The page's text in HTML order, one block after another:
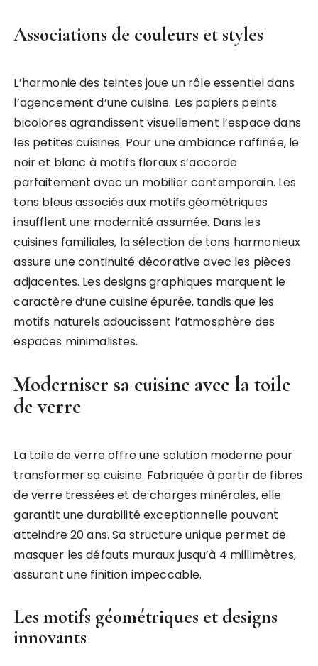
Associations de couleurs et styles
L’harmonie des teintes joue un rôle essentiel dans
l’agencement d’une cuisine. Les papiers peints
bicolores agrandissent visuellement l’espace dans
les petites cuisines. Pour une ambiance raffinée, le
noir et blanc à motifs floraux s’accorde
parfaitement avec un mobilier contemporain. Les
tons bleus associés aux motifs géométriques
insufflent une modernité assumée. Dans les
cuisines familiales, la sélection de tons harmonieux
assure une continuité décorative avec les pièces
adjacentes. Les designs graphiques marquent le
caractère d’une cuisine épurée, tandis que les
motifs naturels adoucissent l’atmosphère des
espaces minimalistes.
Moderniser sa cuisine avec la toile
de verre
La toile de verre offre une solution moderne pour
transformer sa cuisine. Fabriquée à partir de fibres
de verre tressées et de charges minérales, elle
garantit une durabilité exceptionnelle pouvant
atteindre 20 ans. Sa structure unique permet de
masquer les défauts muraux jusqu’à 4 millimètres,
assurant une finition impeccable.
Les motifs géométriques et designs
innovants